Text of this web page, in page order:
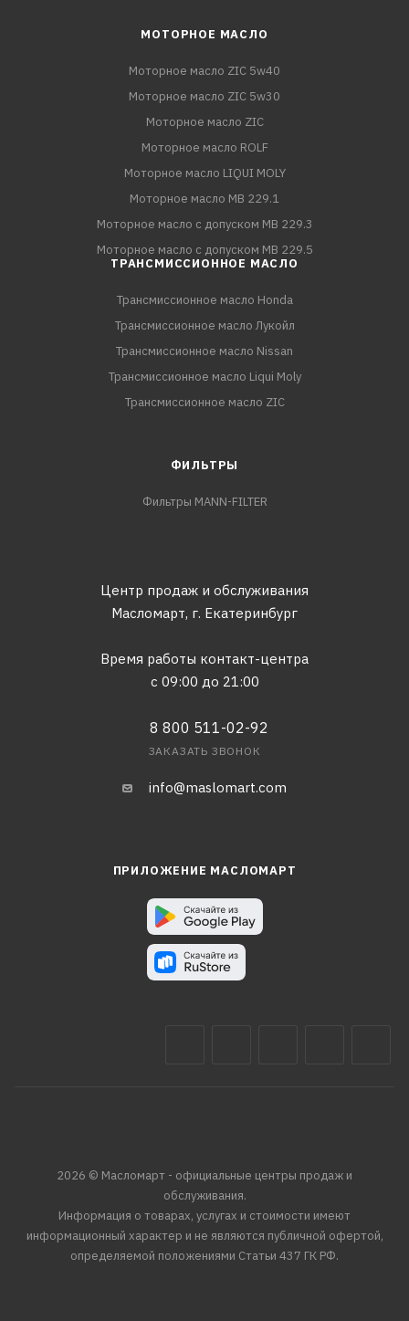
МОТОРНОЕ МАСЛО
Моторное масло ZIC 5w40
Моторное масло ZIC 5w30
Моторное масло ZIC
Моторное масло ROLF
Моторное масло LIQUI MOLY
Моторное масло MB 229.1
Моторное масло с допуском MB 229.3
Моторное масло с допуском MB 229.5
ТРАНСМИССИОННОЕ МАСЛО
Трансмиссионное масло Honda
Трансмиссионное масло Лукойл
Трансмиссионное масло Nissan
Трансмиссионное масло Liqui Moly
Трансмиссионное масло ZIC
ФИЛЬТРЫ
Фильтры MANN-FILTER
Центр продаж и обслуживания
Масломарт, г. Екатеринбург
Время работы контакт-центра
с 09:00 до 21:00
8 800 511-02-92
ЗАКАЗАТЬ ЗВОНОК
info@maslomart.com
ПРИЛОЖЕНИЕ МАСЛОМАРТ
2026 © Масломарт - официальные центры продаж и
обслуживания.
Информация о товарах, услугах и стоимости имеют
информационный характер и не являются публичной офертой,
определяемой положениями Статьи 437 ГК РФ.